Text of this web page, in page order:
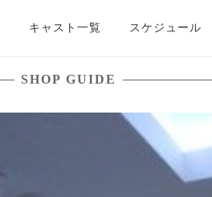
キャスト一覧 スケジュール
SHOP GUIDE